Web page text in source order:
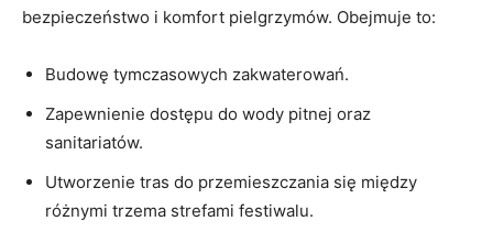
bezpieczeństwo i komfort pielgrzymów. Obejmuje to:
Budowę tymczasowych zakwaterowań.
Zapewnienie dostępu do wody pitnej oraz
sanitariatów.
Utworzenie tras do przemieszczania się między
różnymi trzema strefami festiwalu.